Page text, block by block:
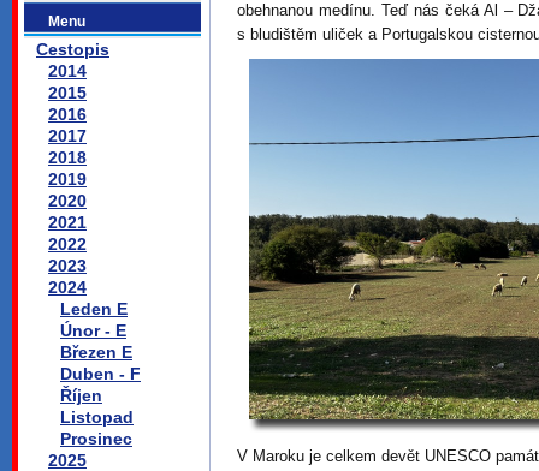
Menu
Cestopis
2014
2015
2016
2017
2018
2019
2020
2021
2022
2023
2024
Leden E
Únor - E
Březen E
Duben - F
Říjen
Listopad
Prosinec
2025
obehnanou medínu. Teď nás čeká Al –
s bludištěm uliček a Portugalskou
V Maroku je celkem devět UNESCO